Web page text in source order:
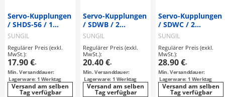
Servo-Kupplungen
/ SHDS-56 / 1
Scheibe: Stahl /
Gewindestiftklemmung,
Passfeder /
Korpus:
Aluminium
SUNGIL
Regulärer Preis (exkl.
MwSt.):
17.90 €-
Min. Versanddauer:
Lagerware: 1 Werktag
Versand am selben
Tag verfügbar
Servo-Kupplungen
/ SDWB / 2
Scheiben: Stahl /
Gewindestiftklemmung,
Passfeder /
Korpus:
Aluminium
SUNGIL
Regulärer Preis (exkl.
MwSt.):
20.40 €-
Min. Versanddauer:
Lagerware: 1 Werktag
Versand am selben
Tag verfügbar
Servo-Kupplungen
/ SDWC / 2
Scheiben: Stahl /
Nabenklemmung,
Passfeder /
Korpus:
Aluminium
SUNGIL
Regulärer Preis (exkl.
MwSt.):
28.90 €-
Min. Versanddauer:
Lagerware: 1 Werktag
Versand am selben
Tag verfügbar